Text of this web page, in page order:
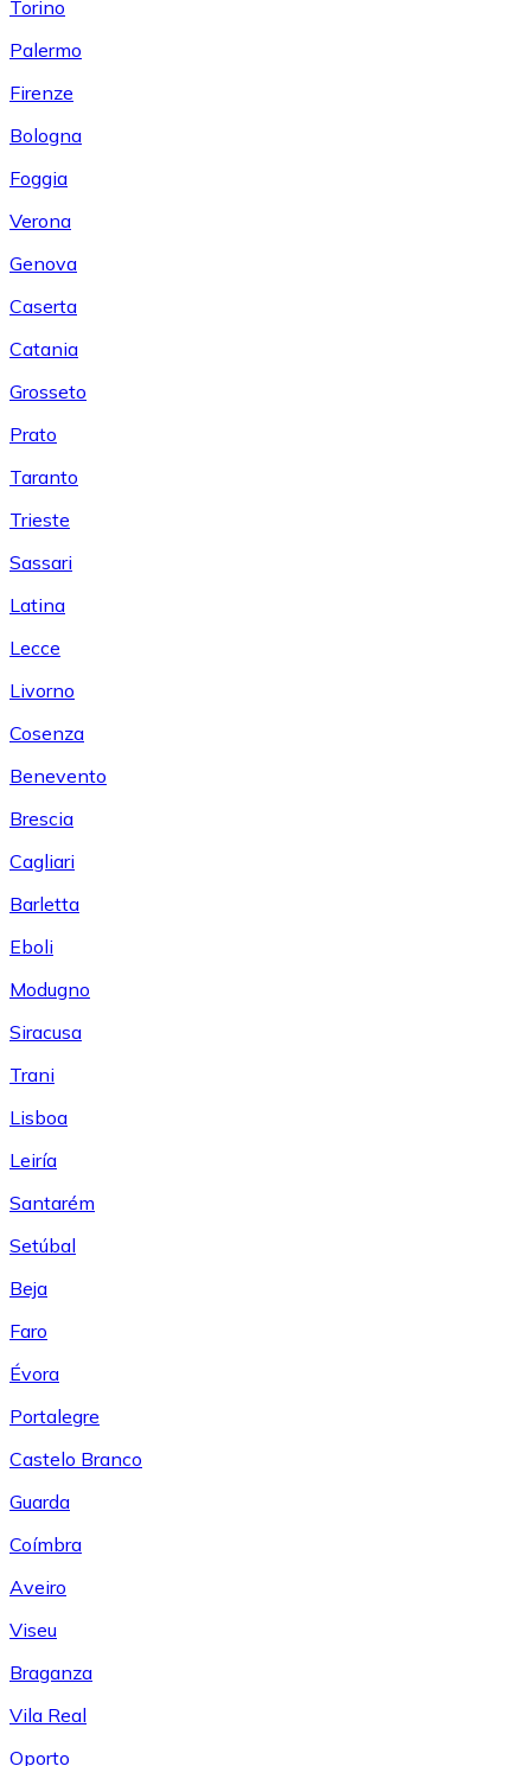
Torino
Palermo
Firenze
Bologna
Foggia
Verona
Genova
Caserta
Catania
Grosseto
Prato
Taranto
Trieste
Sassari
Latina
Lecce
Livorno
Cosenza
Benevento
Brescia
Cagliari
Barletta
Eboli
Modugno
Siracusa
Trani
Lisboa
Leiría
Santarém
Setúbal
Beja
Faro
Évora
Portalegre
Castelo Branco
Guarda
Coímbra
Aveiro
Viseu
Braganza
Vila Real
Oporto